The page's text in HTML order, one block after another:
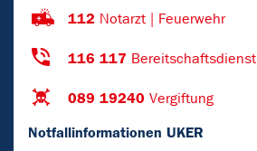
112 Notarzt | Feuerwehr
116 117 Bereitschaftsdienst
089 19240 Vergiftung
Notfallinformationen UKER